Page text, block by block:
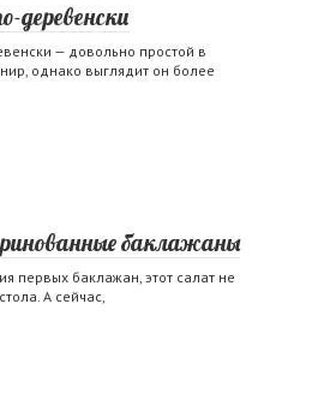
деревенски
— довольно простой в
однако выглядит он более
баклажаны
первых баклажан, этот салат не
А сейчас,